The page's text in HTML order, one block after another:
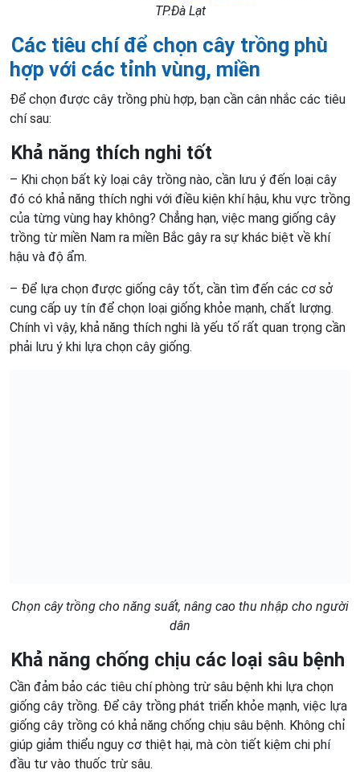
TP.Đà Lạt
Các tiêu chí để chọn cây trồng phù
hợp với các tỉnh vùng, miền
Để chọn được cây trồng phù hợp, bạn cần cân nhắc các tiêu
chí sau:
Khả năng thích nghi tốt
– Khi chọn bất kỳ loại cây trồng nào, cần lưu ý đến loại cây
đó có khả năng thích nghi với điều kiện khí hậu, khu vực trồng
của từng vùng hay không? Chẳng hạn, việc mang giống cây
trồng từ miền Nam ra miền Bắc gây ra sự khác biệt về khí
hậu và độ ẩm.
– Để lựa chọn được giống cây tốt, cần tìm đến các cơ sở
cung cấp uy tín để chọn loại giống khỏe mạnh, chất lượng.
Chính vì vậy, khả năng thích nghi là yếu tố rất quan trọng cần
phải lưu ý khi lựa chọn cây giống.
Chọn cây trồng cho năng suất, nâng cao thu nhập cho người
dân
Khả năng chống chịu các loại sâu bệnh
Cần đảm bảo các tiêu chí phòng trừ sâu bệnh khi lựa chọn
giống cây trồng. Để cây trồng phát triển khỏe mạnh, việc lựa
giống cây trồng có khả năng chống chịu sâu bệnh. Không chỉ
giúp giảm thiểu nguy cơ thiệt hại, mà còn tiết kiệm chi phí
đầu tư vào thuốc trừ sâu.